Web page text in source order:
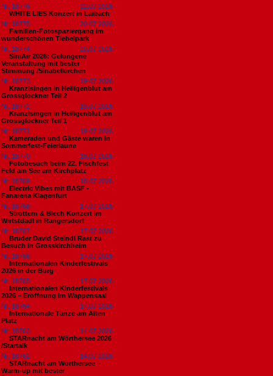
Nr. 18776
22.07.2026
WHITE LIES Konzert in Laibach
Nr. 18775
20.07.2026
Familien-Fotospaziergang im
wunderschönen Tiebelpark
Nr. 18774
20.07.2026
SiniAir 2026: Gelungene
Veranstaltung mit bester
Stimmung /Sinabelkirchen
Nr. 18773
19.07.2026
Kranzlsingen in Heiligenblut am
Grossglockner Teil 2
Nr. 18772
19.07.2026
Kranzlsingen in Heiligenblut am
Grossglockner Teil 1
Nr. 18771
19.07.2026
Kameraden und Gäste waren in
Sommerfest-Feierlaune
Nr. 18770
18.07.2026
Fotobesuch beim 22. Fischfest
Feld am See am Kirchplatz
Nr. 18769
18.07.2026
Electric Vibes mit BASF -
Fanarena Klagenfurt
Nr. 18768
17.07.2026
Strottern & Blech Konzert im
Wirtstdadl in Rangersdorf
Nr. 18767
17.07.2026
Bruder David Steindl Rast zu
Besuch in Grosskirchheim
Nr. 18766
17.07.2026
Internationalen Kinderfestivals
2026 in der Burg
Nr. 18765
17.07.2026
Internationalen Kinderfestivals
2026 – Eröffnung im Wappensaal
Nr. 18764
17.07.2026
Internationale Tänze am Alten
Platz
Nr. 18763
14.07.2026
STARnacht am Wörthersee 2026
/Startalk
Nr. 18762
14.07.2026
STARnacht am Wörthersee –
Warm-up mit bester